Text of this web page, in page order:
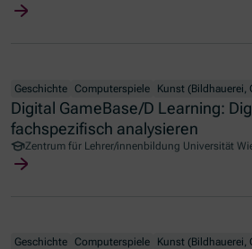
Geschichte Computerspiele Kunst (Bildhauerei,
Digital GameBase/D Learning:
fachspezifisch analysieren
Zentrum für Lehrer/innenbildung Universität
Geschichte Computerspiele Kunst (Bildhauerei,